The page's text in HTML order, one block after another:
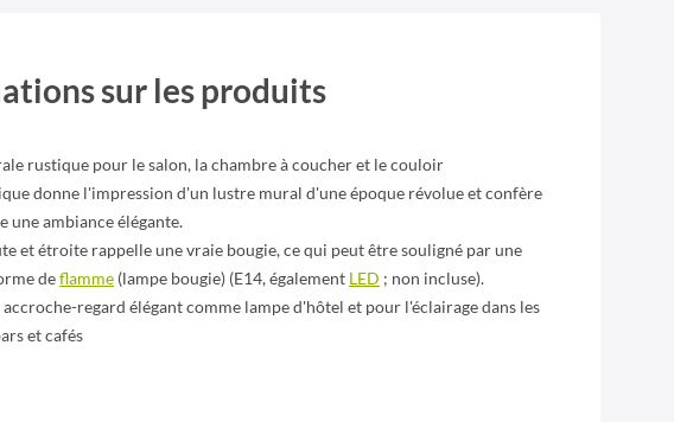
sur les produits
rustique pour le salon, la chambre à coucher et le couloir
donne l'impression d'un lustre mural d'une époque révolue et confère
une ambiance élégante.
et étroite rappelle une vraie bougie, ce qui peut être souligné par une
deflamme (lampe bougie) (E14, également LED ; non incluse).
accroche-regard élégant comme lampe d'hôtel et pour l'éclairage dans les
et cafés